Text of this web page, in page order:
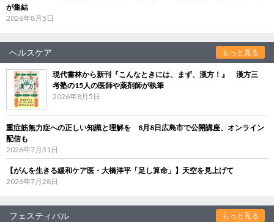
が集結
2026年8月5日
ヘルスケア もっと見る
現代書林から新刊『こんなときには、まず、漢方！』 漢方三
考塾の15人の医師や薬剤師が執筆
2026年8月5日
重症筋無力症への正しい知識と理解を 8月8日広島市で公開講座、オンライン
配信も
2026年7月31日
【がんを生きる緩和ケア医・大橋洋平「足し算命」】天空を見上げて
2026年7月28日
フェスティバル もっと見る